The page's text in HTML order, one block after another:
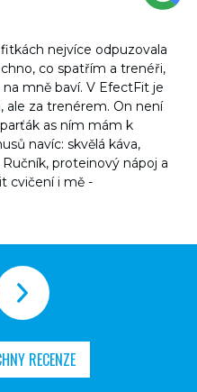
nejvíce odpuzovala
co spatřím a trenéři,
mně baví. V EfectFit je
ale za trenérem. On není
as ním mám k
navíc: skvělá káva,
proteinový nápoj a
cvičení i mě -
RECENZE